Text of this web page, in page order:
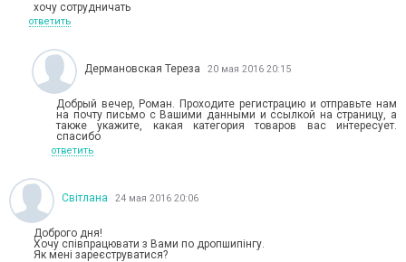
хочу сотрудничать
ответить
Дермановская Тереза 20 мая 2016 20:15
Добрый вечер, Роман. Проходите регистрацию и отправьте нам
на почту письмо с Вашими данными и ссылкой на страницу, а
также укажите, какая категория товаров вас интересует.
спасибо
ответить
Світлана 24 мая 2016 20:06
Доброго дня!
Хочу співпрацювати з Вами по дропшипінгу.
Як мені зареєструватися?